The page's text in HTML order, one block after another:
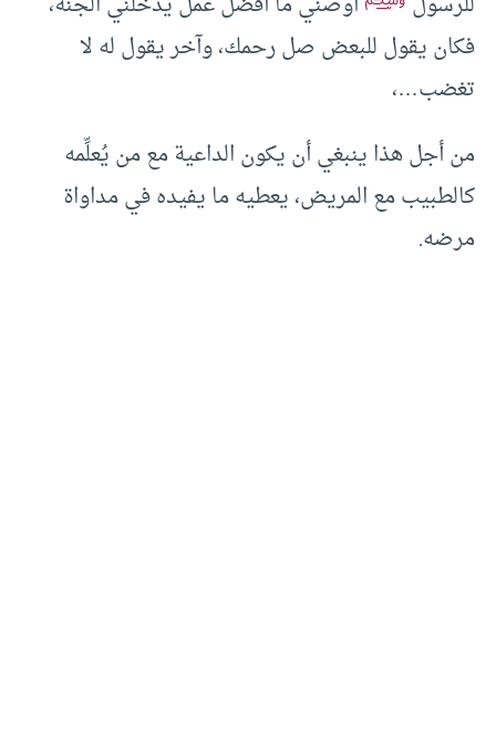
فكان يقول للبعض صل رحمك، وآخر يقول له لا
تغضب…،
من أجل هذا ينبغي أن يكون الداعية مع من يُعلِّمه
كالطبيب مع المريض، يعطيه ما يفيده في مداواة
مرضه.